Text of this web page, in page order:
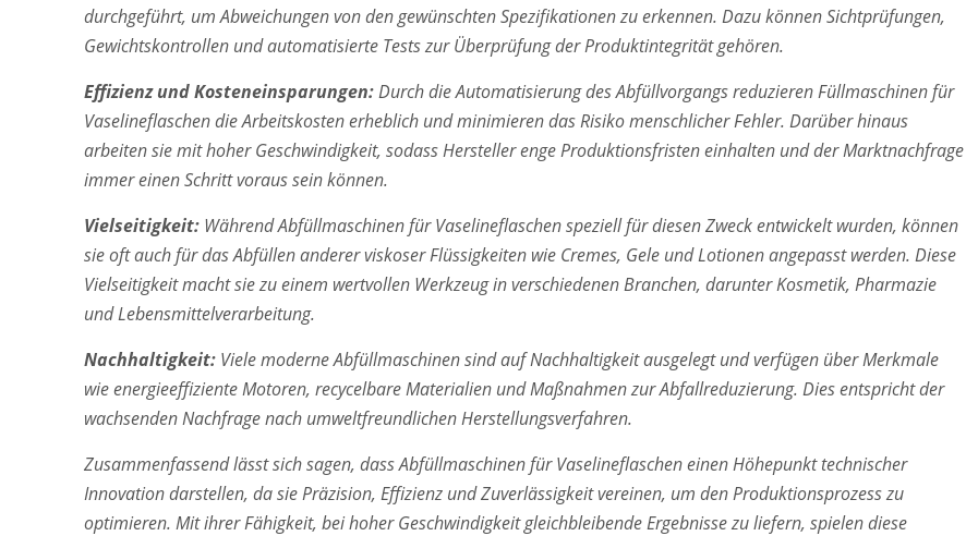
durchgeführt, um Abweichungen von den gewünschten Spezifikationen zu erkennen. Dazu können Sichtprüfungen,
Gewichtskontrollen und automatisierte Tests zur Überprüfung der Produktintegrität gehören.
Effizienz und Kosteneinsparungen:Durch die Automatisierung des Abfüllvorgangs reduzieren Füllmaschinen für
Vaselineflaschen die Arbeitskosten erheblich und minimieren das Risiko menschlicher Fehler. Darüber hinaus
arbeiten sie mit hoher Geschwindigkeit, sodass Hersteller enge Produktionsfristen einhalten und der Marktnachfrage
immer einen Schritt voraus sein können.
Vielseitigkeit: Während Abfüllmaschinen für Vaselineflaschen speziell für diesen Zweck entwickelt wurden, können
sie oft auch für das Abfüllen anderer viskoser Flüssigkeiten wie Cremes, Gele und Lotionen angepasst werden. Diese
Vielseitigkeit macht sie zu einem wertvollen Werkzeug in verschiedenen Branchen, darunter Kosmetik, Pharmazie
und Lebensmittelverarbeitung.
Nachhaltigkeit: Viele moderne Abfüllmaschinen sind auf Nachhaltigkeit ausgelegt und verfügen über Merkmale
wie energieeffiziente Motoren, recycelbare Materialien und Maßnahmen zur Abfallreduzierung. Dies entspricht der
wachsenden Nachfrage nach umweltfreundlichen Herstellungsverfahren.
Zusammenfassend lässt sich sagen, dass Abfüllmaschinen für Vaselineflaschen einen Höhepunkt technischer
Innovation darstellen, da sie Präzision, Effizienz und Zuverlässigkeit vereinen, um den Produktionsprozess zu
optimieren. Mit ihrer Fähigkeit, bei hoher Geschwindigkeit gleichbleibende Ergebnisse zu liefern, spielen diese